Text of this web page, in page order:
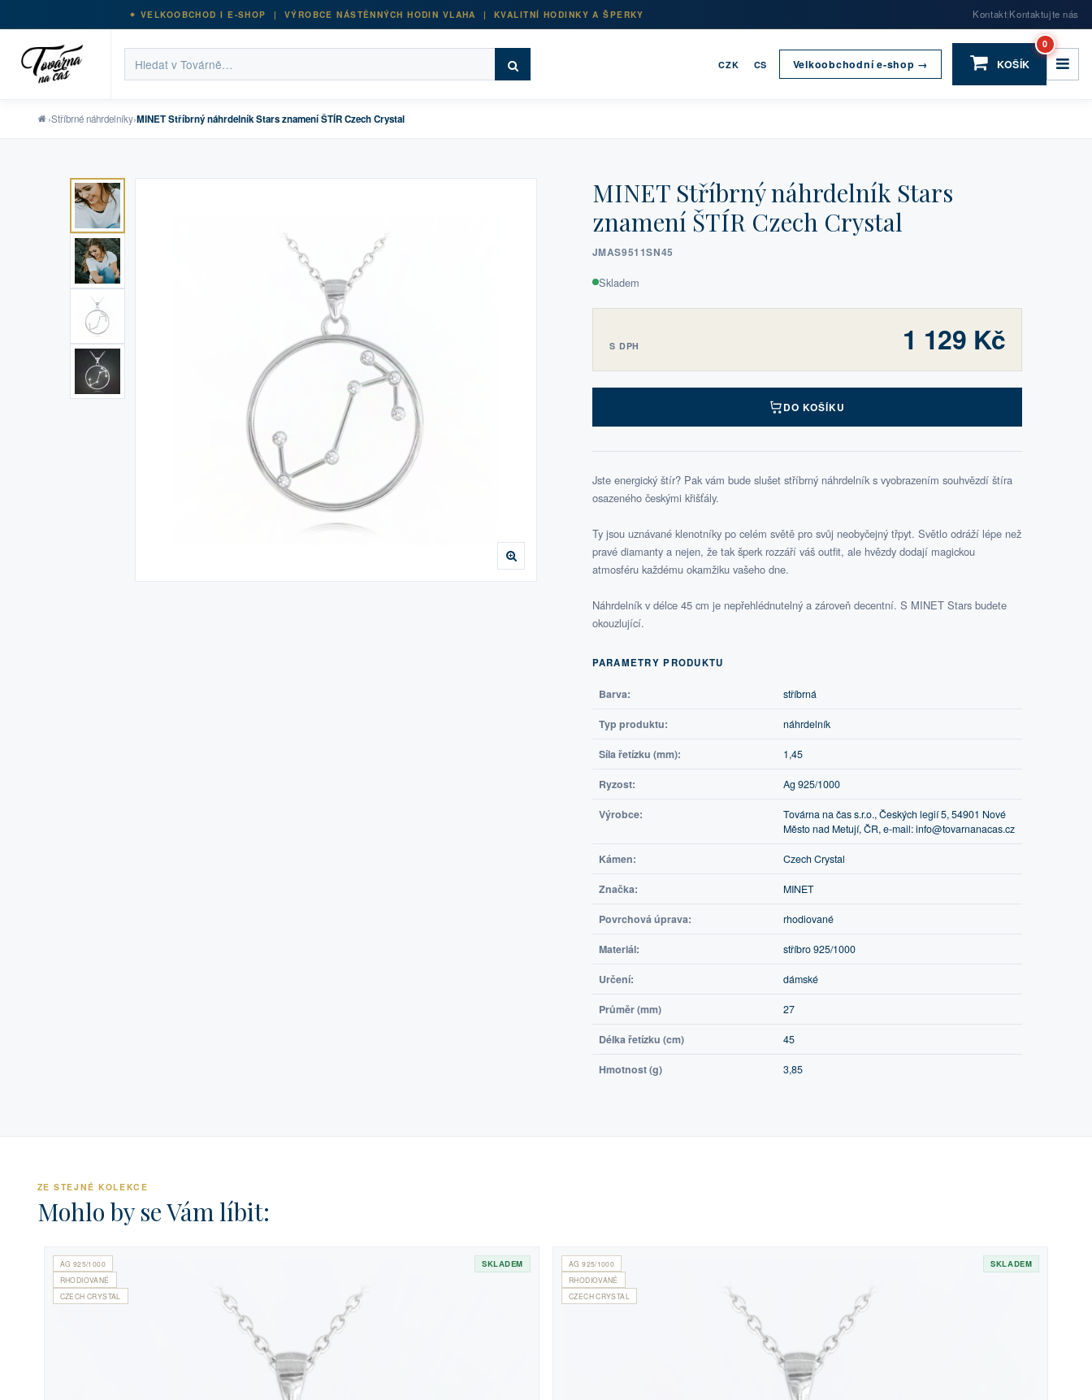
VELKOOBCHOD I E-SHOP | VÝROBCE NÁSTĚNNÝCH HODIN VLAHA | KVALITNÍ HODINKY A ŠPERKY Kontakt|Kontaktujte nás
CZK CS Velkoobchodní e-shop → KOŠÍK
0
›Stříbrné náhrdelníky›MINET Stříbrný náhrdelník Stars znamení ŠTÍR Czech Crystal
MINET Stříbrný náhrdelník Stars
znamení ŠTÍR Czech Crystal
JMAS9511SN45
Skladem
S DPH 1 129 Kč
DO KOŠÍKU
Jste energický štír? Pak vám bude slušet stříbrný náhrdelník s vyobrazením souhvězdí štíra
osazeného českými křišťály.
Ty jsou uznávané klenotníky po celém světě pro svůj neobyčejný třpyt. Světlo odráží lépe než
pravé diamanty a nejen, že tak šperk rozzáří váš outfit, ale hvězdy dodají magickou
atmosféru každému okamžiku vašeho dne.
Náhrdelník v délce 45 cm je nepřehlédnutelný a zároveň decentní. S MINET Stars budete
okouzlující.
PARAMETRY PRODUKTU
Barva: stříbrná
Typ produktu: náhrdelník
Síla řetízku (mm): 1,45
Ryzost: Ag 925/1000
Výrobce:
Továrna na čas s.r.o., Českých legií 5, 54901 Nové
Město nad Metují, ČR, e-mail: info@tovarnanacas.cz
Kámen: Czech Crystal
Značka: MINET
Povrchová úprava: rhodiované
Materiál: stříbro 925/1000
Určení: dámské
Průměr (mm) 27
Délka řetízku (cm) 45
Hmotnost (g) 3,85
ZE STEJNÉ KOLEKCE
Mohlo by se Vám líbit:
AG 925/1000
RHODIOVANÉ
CZECH CRYSTAL
SKLADEM
AG 925/1000
RHODIOVANÉ
CZECH CRYSTAL
SKLADEM